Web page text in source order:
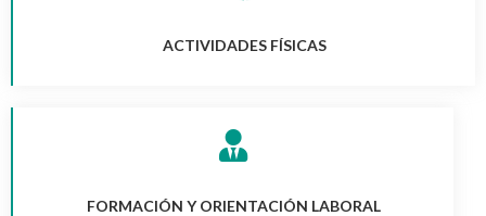
ACTIVIDADES FÍSICAS
FORMACIÓN Y ORIENTACIÓN LABORAL